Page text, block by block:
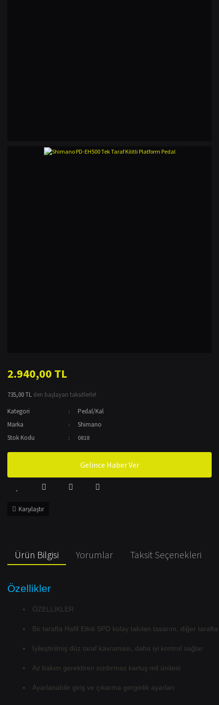
2.940,00 TL
735,00 TL den başlayan taksitlerle!
Kategori
Pedal/Kal
Marka
Shimano
Stok Kodu
0818
Gelince Haber Ver
Karşılaştır
Ürün Bilgisi Yorumlar Taksit Seçenekleri
Özellikler
ÖZELLİKLER
Bir tarafta Hafif Etkili SPD kolay takılan tasarım, diğer
İyileştirilmiş düz taraf kavraması, daha iyi kontrol sağlar
Az bakım gerektiren sızdırmaz kartuş mil ünitesi
Ayarlanabilir giriş ve çıkarma gerginlik ayarları